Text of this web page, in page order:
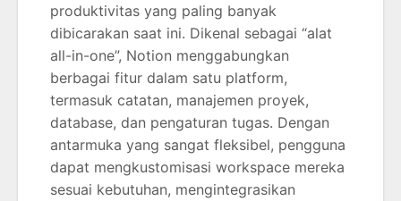
produktivitas yang paling banyak
dibicarakan saat ini. Dikenal sebagai “alat
all-in-one”, Notion menggabungkan
berbagai fitur dalam satu platform,
termasuk catatan, manajemen proyek,
database, dan pengaturan tugas. Dengan
antarmuka yang sangat fleksibel, pengguna
dapat mengkustomisasi workspace mereka
sesuai kebutuhan, mengintegrasikan